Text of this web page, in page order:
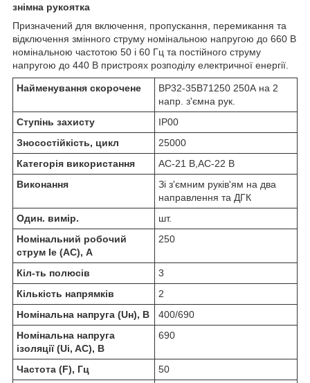
знімна рукоятка
Призначений для включення, пропускання, перемикання та
відключення змінного струму номінальною напругою до 660 В
номінальною частотою 50 і 60 Гц та постійного струму
напругою до 440 В пристроях розподілу електричної енергії.
Найменування скорочене
ВР32-35B71250 250А на 2
напр. з'ємна рук.
Ступінь захисту
IP00
Зносостійкість, цикл
25000
Категорія використання
AC-21 B,АС-22 В
Виконання
Зі з'ємним руків'ям на два
направлення та ДГК
Один. вимір.
шт.
Номінальний робочий
струм Ie (AC), А
250
Кіл-ть полюсів
3
Кількість напрямків
2
Номінальна напруга (Uн), В
400/690
Номінальна напруга
ізоляції (Ui, AC), В
690
Частота (F), Гц 50